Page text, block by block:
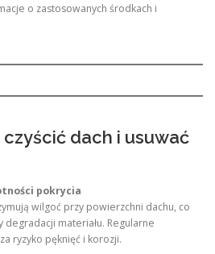
o zastosowanych środkach i
dach i usuwać
pokrycia
wilgoć przy powierzchni dachu, co
degradacji materiału. Regularne
ryzyko pęknięć i korozji.